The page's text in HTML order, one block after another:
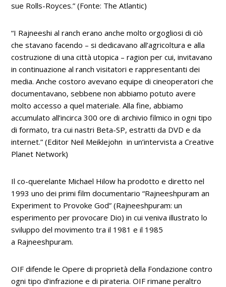
sue Rolls-Royces.”(Fonte: The Atlantic)
“I Rajneeshi al ranch erano anche molto orgogliosi di ciò
che stavano facendo – si dedicavano all’agricoltura e alla
costruzione di una città utopica – ragion per cui, invitavano
in continuazione al ranch visitatori e rappresentanti dei
media. Anche costoro avevano equipe di cineoperatori che
documentavano, sebbene non abbiamo potuto avere
molto accesso a quel materiale. Alla fine, abbiamo
accumulato all’incirca 300 ore di archivio filmico in ogni tipo
di formato, tra cui nastri Beta-SP, estratti da DVD e da
internet.” (Editor Neil Meiklejohn in un’intervista aCreative
Planet Network)
Il co-querelante Michael Hilow ha prodotto e diretto nel
1993 uno dei primi film documentario“Rajneeshpuram an
Experiment to Provoke God” (Rajneeshpuram: un
esperimento per provocare Dio) in cui veniva illustrato lo
sviluppo del movimento tra il 1981 e il 1985
a Rajneeshpuram.
OIF difende le Opere di proprietà della Fondazione contro
ogni tipo d’infrazione e di pirateria. OIF rimane peraltro